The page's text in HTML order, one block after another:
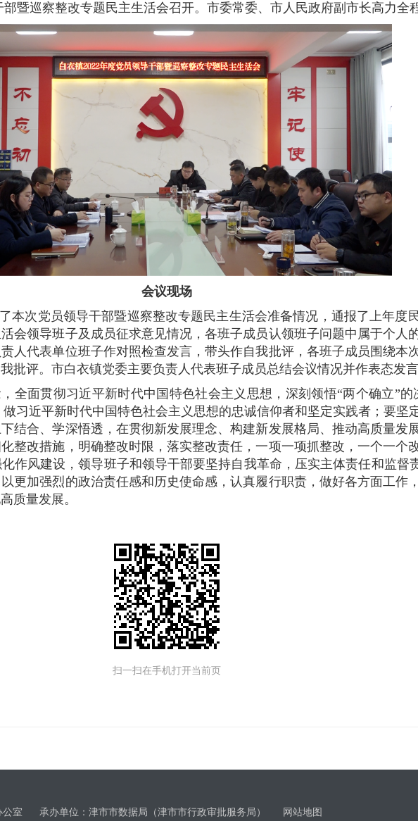
暨巡察整改专题民主生活会召开。市委常委、市人民政府副市长高力全
会议现场
本次党员领导干部暨巡察整改专题民主生活会准备情况，通报了上年度
会领导班子及成员征求意见情况，各班子成员认领班子问题中属于个人
人代表单位班子作对照检查发言，带头作自我批评，各班子成员围绕本
批评。市白衣镇党委主要负责人代表班子成员总结会议情况并作表态发言
全面贯彻习近平新时代中国特色社会主义思想，深刻领悟“两个确立”
做习近平新时代中国特色社会主义思想的忠诚信仰者和坚定实践者；要坚
结合、学深悟透，在贯彻新发展理念、构建新发展格局、推动高质量发
整改措施，明确整改时限，落实整改责任，一项一项抓整改，一个一个
作风建设，领导班子和领导干部要坚持自我革命，压实主体责任和监督
更加强烈的政治责任感和历史使命感，认真履行职责，做好各方面工作
质量发展。
扫一扫在手机打开当前页
公室 承办单位：津市市数据局（津市市行政审批服务局） 网站地图